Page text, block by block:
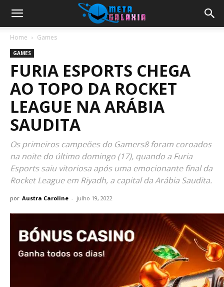
Home Games
GAMES
FURIA ESPORTS CHEGA
AO TOPO DA ROCKET
LEAGUE NA ARÁBIA
SAUDITA
Os primeiros campeões do Gamers8 foram coroados
na noite do último domingo (17), quando a Furia
Esports saiu vitoriosa após uma emocionante final da
Rocket League em Riyadh, a capital da Arábia Saudita.
por Austra Caroline - julho 19, 2022